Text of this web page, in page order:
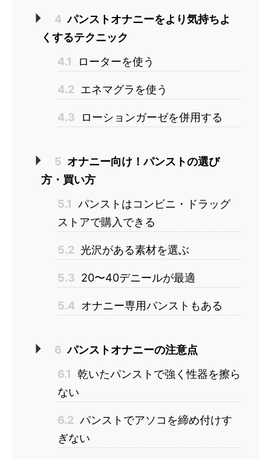
4 パンストオナニーをより気持ちよ
くするテクニック
4.1
ローターを使う
4.2 エネマグラを使う
4.3 ローションガーゼを併用する
5 オナニー向け！パンストの選び
方・買い方
5.1 パンストはコンビニ・ドラッグ
ストアで購入できる
5.2 光沢がある素材を選ぶ
5.3 20〜40デニールが最適
5.4 オナニー専用パンストもある
6 パンストオナニーの注意点
6.1 乾いたパンストで強く性器を擦ら
ない
6.2 パンストでアソコを締め付けす
ぎない